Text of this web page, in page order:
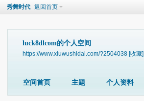
秀舞时代 返回首页
luck8dlcom的个人空间
https://www.xiuwushidai.com/?2504038 [收藏]
空间首页 主题 个人资料